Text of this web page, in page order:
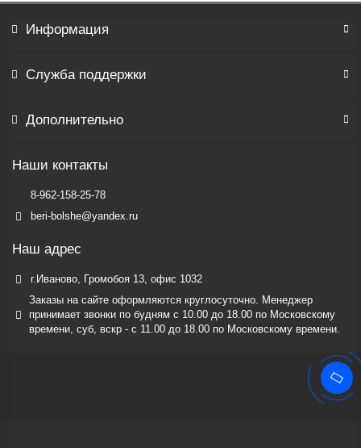
Информация
Служба поддержки
Дополнительно
Наши контакты
8-962-158-25-78
beri-bolshe@yandex.ru
Наш адрес
г.Иваново, Громобоя 13, офис 1032
Заказы на сайте оформляются круглосуточно. Менеджер
принимает звонки по будням c 10.00 до 18.00 по Московскому
времени, суб, вскр - с 11.00 до 18.00 по Московскому времени.